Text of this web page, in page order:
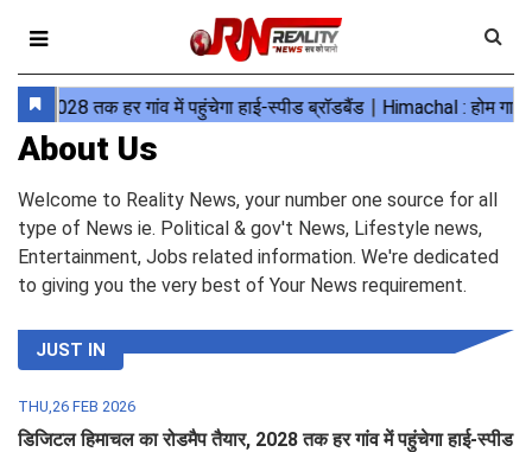
About Us
Welcome to Reality News, your number one source for all
type of News ie. Political & gov't News, Lifestyle news,
Entertainment, Jobs related information. We're dedicated
to giving you the very best of Your News requirement.
JUST IN
THU,26 FEB 2026
डिजिटल हिमाचल का रोडमैप तैयार, 2028 तक हर गांव में पहुंचेगा हाई-स्पीड